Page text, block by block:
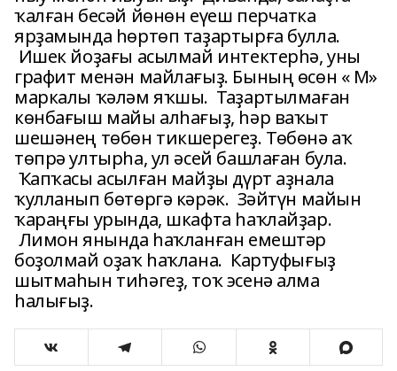
ҡалған бесәй йөнөн еүеш перчатка
ярҙамында һөртөп таҙартырға булла.
Ишек йоҙағы асылмай интектерһә, уны
графит менән майлағыҙ. Бының өсөн « М»
маркалы ҡәләм яҡшы. Таҙартылмаған
көнбағыш майы алһағыҙ, һәр ваҡыт
шешәнең төбөн тикшерегеҙ. Төбөнә аҡ
төпрә ултырһа, ул әсей башлаған була.
Ҡапҡасы асылған майҙы дүрт аҙнала
ҡулланып бөтөргә кәрәк. Зәйтүн майын
ҡараңғы урында, шкафта һаҡлайҙар.
Лимон янында һаҡланған емештәр
боҙолмай оҙаҡ һаҡлана. Картуфығыҙ
шытмаһын тиһәгеҙ, тоҡ эсенә алма
һалығыҙ.